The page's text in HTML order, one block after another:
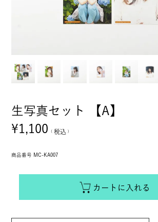
生写真セット 【A】
¥1,100 税込
商品番号 MC-KA007
カートに入れる